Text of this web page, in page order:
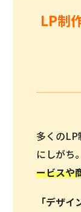
LP制
多くのLP
にしがち
ービスや
「デザ